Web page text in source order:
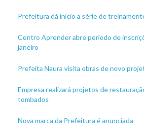
Prefeitura dá início a série de
Centro Aprender abre período de
janeiro
Prefeita Naura visita obras de novo
Empresa realizará projetos de
tombados
Nova marca da Prefeitura é anunciada